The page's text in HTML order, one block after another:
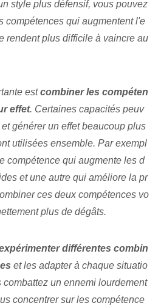
style plus défensif, vous pouvez
compétences qui augmentent l'e
rendent plus difficile à vaincre au
est⁢combiner les compéten
effet⁤. Certaines capacités peuv
générer un effet beaucoup plus
utilisées ensemble. Par exempl
compétence qui augmente les d
et une autre qui améliore la pr
ces deux compétences vo
plus de dégâts.
⁢différentes combin
‍et les adapter à chaque situatio
un ennemi lourdement
concentrer sur les compétence